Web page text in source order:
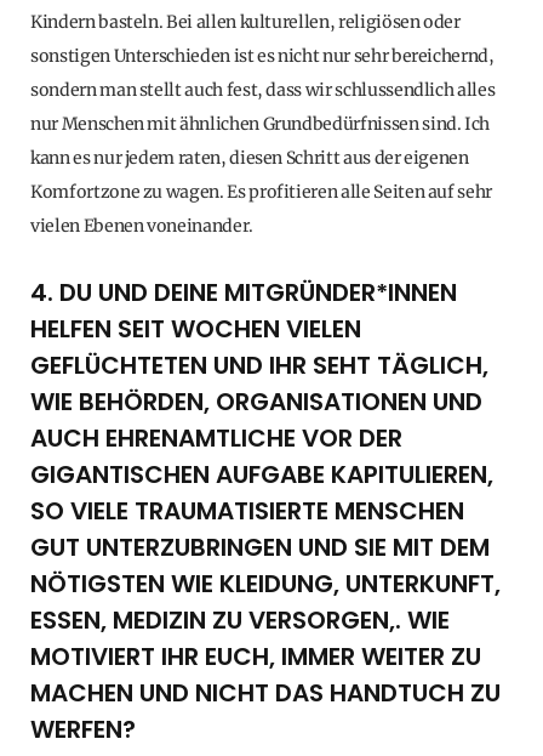
Kindern basteln. Bei allen kulturellen, religiösen oder
sonstigen Unterschieden ist es nicht nur sehr bereichernd,
sondern man stellt auch fest, dass wir schlussendlich alles
nur Menschen mit ähnlichen Grundbedürfnissen sind. Ich
kann es nur jedem raten, diesen Schritt aus der eigenen
Komfortzone zu wagen. Es profitieren alle Seiten auf sehr
vielen Ebenen voneinander.
4. DU UND DEINE MITGRÜNDER*INNEN
HELFEN SEIT WOCHEN VIELEN
GEFLÜCHTETEN UND IHR SEHT TÄGLICH,
WIE BEHÖRDEN, ORGANISATIONEN UND
AUCH EHRENAMTLICHE VOR DER
GIGANTISCHEN AUFGABE KAPITULIEREN,
SO VIELE TRAUMATISIERTE MENSCHEN
GUT UNTERZUBRINGEN UND SIE MIT DEM
NÖTIGSTEN WIE KLEIDUNG, UNTERKUNFT,
ESSEN, MEDIZIN ZU VERSORGEN,. WIE
MOTIVIERT IHR EUCH, IMMER WEITER ZU
MACHEN UND NICHT DAS HANDTUCH ZU
WERFEN?